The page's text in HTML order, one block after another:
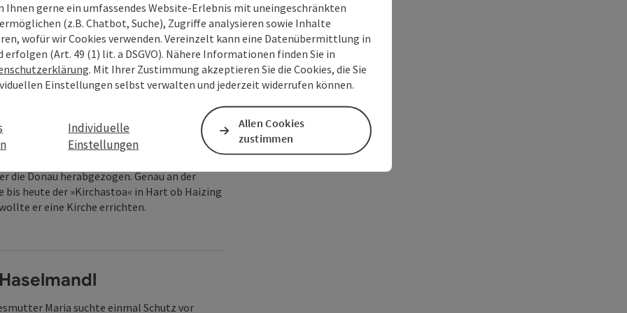
Zeiten, als die Donau noch nah an der
vorbeifloss: Wolfgang, der junge
hatte sich in die Tochter des Müllers in
die Donau herabgezogen. Genau an der
bis heute der »Kirchastoa« in Hart ob Haizing
er eine Kirche errichten.
Maria suchte einmal Schutz vor
Ihnen gerne ein umfassendes Website-Erlebnis mit uneingeschränkten
(z.B. Chatbot, Suche), Zugriffe analysieren sowie Inhalte
wofür wir Cookies verwenden. Vereinzelt kann eine Datenübermittlung in
(Art. 49 (1) lit. a DSGVO). Nähere Informationen finden Sie in
. Mit Ihrer Zustimmung akzeptieren Sie die Cookies, die Sie
Einstellungen selbst verwalten und jederzeit widerrufen können.
Individuelle
Einstellungen
Allen Cookies
zustimmen